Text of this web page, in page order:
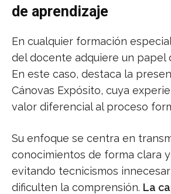
de aprendizaje
En cualquier formación
del docente adquiere un papel
En este caso, destaca la
Cánovas Expósito, cuya
valor diferencial al proceso
Su enfoque se centra en
conocimientos de forma clara
evitando tecnicismos
dificulten la comprensión. La